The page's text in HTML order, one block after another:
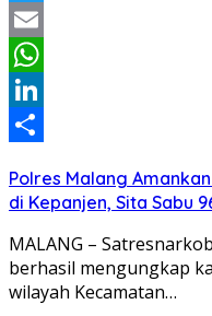
Twitter
Email
WhatsApp
LinkedIn
Polres Malang
di Kepanjen, Sita Sabu
MALANG –
berhasil mengungkap
wilayah Kecamatan…